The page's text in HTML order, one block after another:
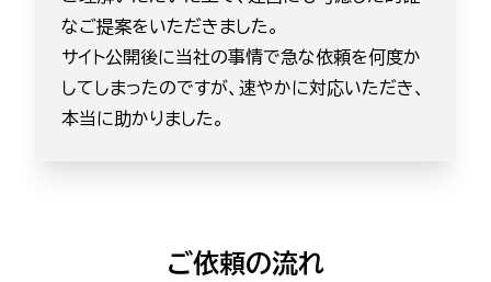
なご提案をいただきました。
サイト公開後に当社の事情で急な依頼を何度か
してしまったのですが、速やかに対応いただき、
本当に助かりました。
ご依頼の流れ